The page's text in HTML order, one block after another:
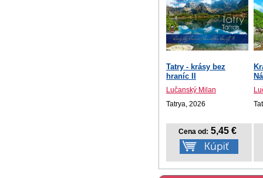
Tatry - krásy bez
hraníc II
Lučanský Milan
Tatrya, 2026
Cena od: 5,45 €